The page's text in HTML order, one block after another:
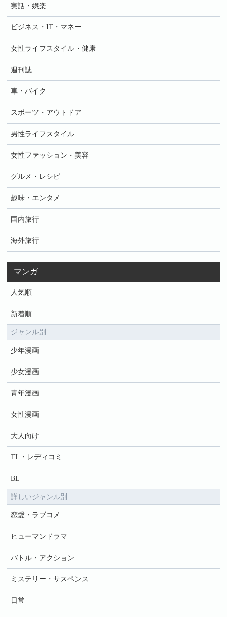
実話・娯楽
ビジネス・IT・マネー
女性ライフスタイル・健康
週刊誌
車・バイク
スポーツ・アウトドア
男性ライフスタイル
女性ファッション・美容
グルメ・レシピ
趣味・エンタメ
国内旅行
海外旅行
マンガ
人気順
新着順
ジャンル別
少年漫画
少女漫画
青年漫画
女性漫画
大人向け
TL・レディコミ
BL
詳しいジャンル別
恋愛・ラブコメ
ヒューマンドラマ
バトル・アクション
ミステリー・サスペンス
日常